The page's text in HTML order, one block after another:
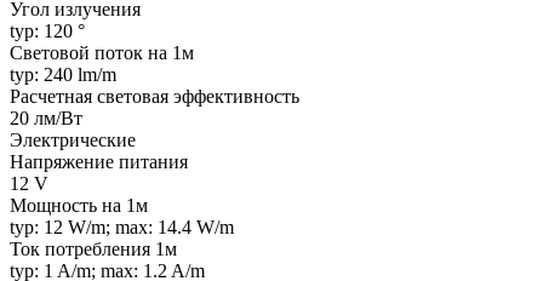
Угол излучения
typ: 120 °
Световой поток на 1м
typ: 240 lm/m
Расчетная световая эффективность
20 лм/Вт
Электрические
Напряжение питания
12 V
Мощность на 1м
typ: 12 W/m; max: 14.4 W/m
Ток потребления 1м
typ: 1 A/m; max: 1.2 A/m